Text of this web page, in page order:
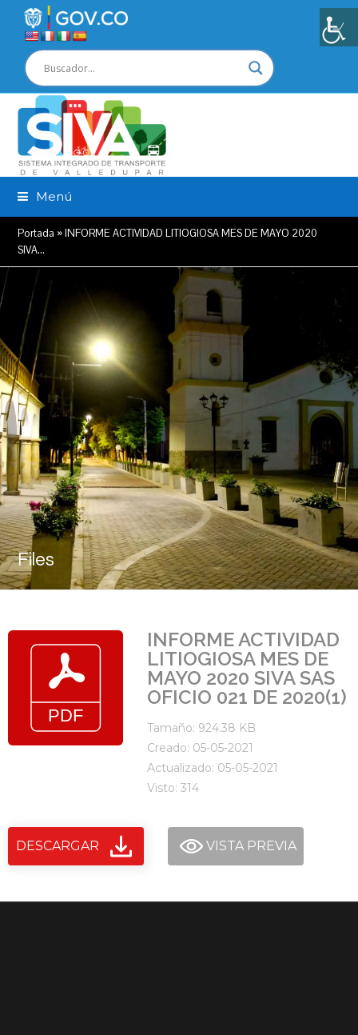
Menú
Portada »INFORME ACTIVIDAD LITIOGIOSA MES DE MAYO 2020
SIVA…
Files
INFORME ACTIVIDAD
LITIOGIOSA MES DE
MAYO 2020 SIVA SAS
OFICIO 021 DE 2020(1)
Tamaño: 924.38 KB
Creado: 05-05-2021
Actualizado: 05-05-2021
Visto: 314
DESCARGAR VISTA PREVIA